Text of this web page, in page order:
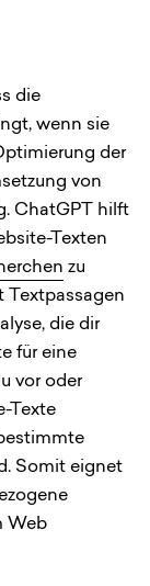
die
wenn sie
der
von
ChatGPT hilft
Texten
zu
Textpassagen
die dir
für eine
vor oder
Texte
Somit eignet
Web